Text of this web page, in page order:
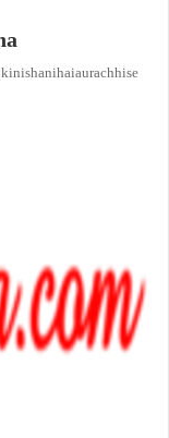
nishani hai aur achhi se